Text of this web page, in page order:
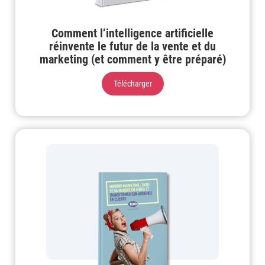
Comment l’intelligence artificielle
réinvente le futur de la vente et du
marketing (et comment y être préparé)
Télécharger